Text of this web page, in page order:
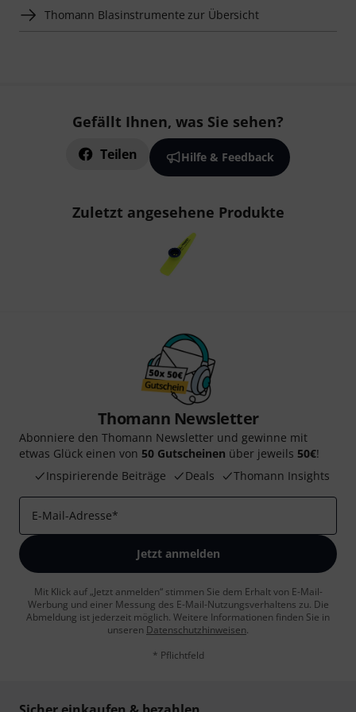
Thomann Blasinstrumente zur Übersicht
Gefällt Ihnen, was Sie sehen?
Teilen Hilfe & Feedback
Zuletzt angesehene Produkte
Thomann Newsletter
Abonniere den Thomann Newsletter und gewinne mit
etwas Glück einen von 50 Gutscheinen über jeweils 50€!
Inspirierende Beiträge
Deals Thomann Insights
E-Mail-Adresse*
Jetzt anmelden
Mit Klick auf „Jetzt anmelden“ stimmen Sie dem Erhalt von E-Mail-
Werbung und einer Messung des E-Mail-Nutzungsverhaltens zu. Die
Abmeldung ist jederzeit möglich. Weitere Informationen finden Sie in
unseren Datenschutzhinweisen.
* Pflichtfeld